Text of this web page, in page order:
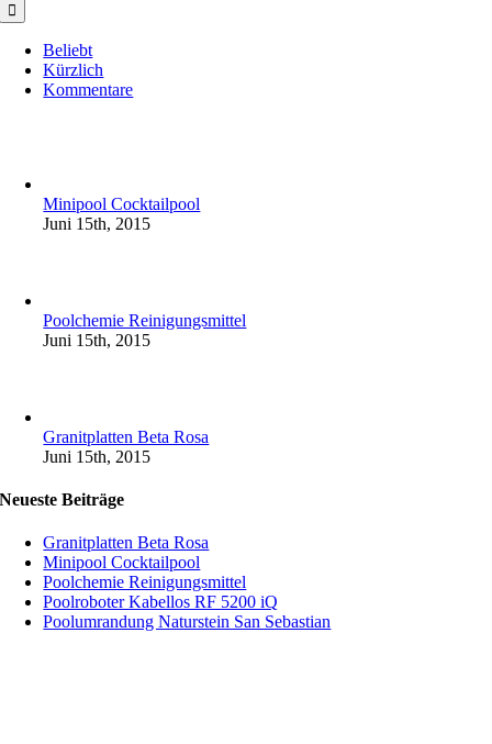
Beliebt
Kürzlich
Kommentare
Minipool Cocktailpool
Juni 15th, 2015
Poolchemie Reinigungsmittel
Juni 15th, 2015
Granitplatten Beta Rosa
Juni 15th, 2015
Neueste Beiträge
Granitplatten Beta Rosa
Minipool Cocktailpool
Poolchemie Reinigungsmittel
Poolroboter Kabellos RF 5200 iQ
Poolumrandung Naturstein San Sebastian